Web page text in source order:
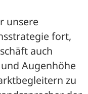
unsere
fort,
auch
Augenhöhe
zu